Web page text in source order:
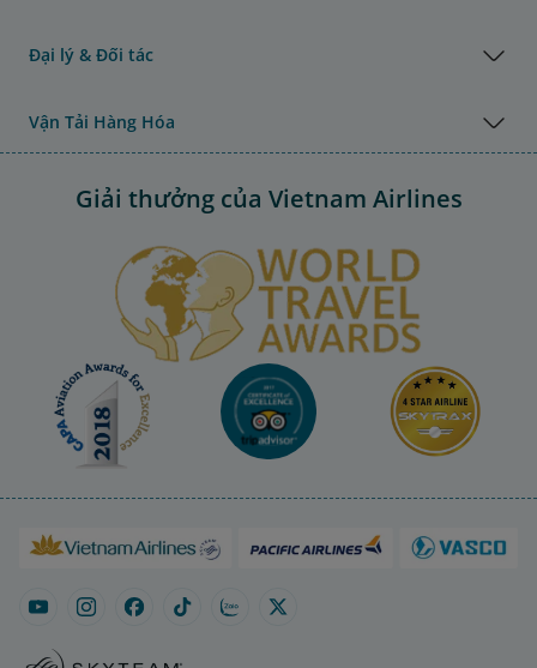
Đại lý & Đối tác
Vận Tải Hàng Hóa
Giải thưởng của Vietnam Airlines